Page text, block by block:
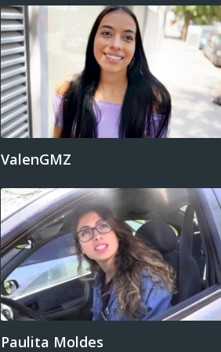
ValenGMZ
Paulita Moldes